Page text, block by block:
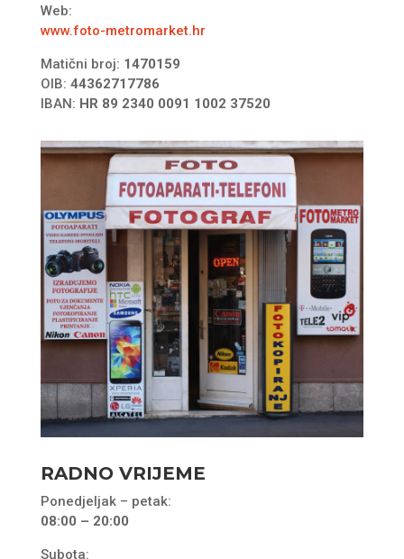
Web:
www.foto-metromarket.hr
Matični broj: 1470159
OIB: 44362717786
IBAN: HR 89 2340 0091 1002 37520
RADNO VRIJEME
Ponedjeljak – petak:
08:00 – 20:00
Subota: